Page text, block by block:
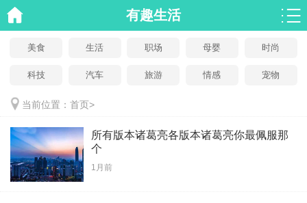
有趣生活
美食 生活 职场 母婴 时尚
科技 汽车 旅游 情感 宠物
当前位置： 首页>
所有版本诸葛亮各版本诸葛亮你最佩服那
个
1月前